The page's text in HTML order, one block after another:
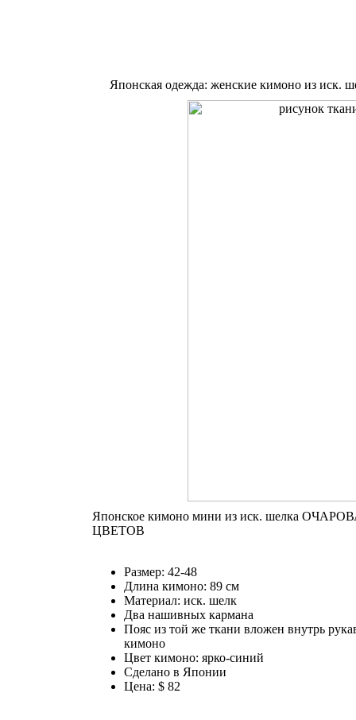
Японская одежда: женские кимоно из иск.
Японское кимоно мини из иск. шелка
ЦВЕТОВ
Размер: 42-48
Длина кимоно: 89 см
Материал: иск. шелк
Два нашивных кармана
Пояс из той же ткани вложен внутрь
кимоно
Цвет кимоно: ярко-синий
Сделано в Японии
Цена: $ 82